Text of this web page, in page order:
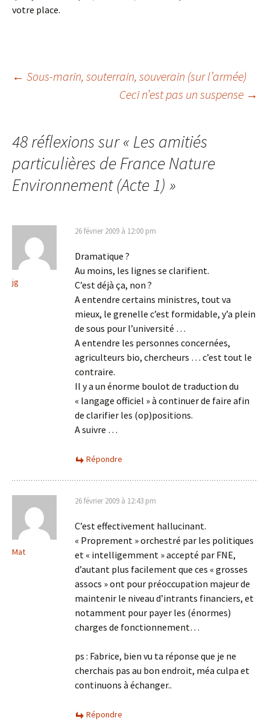
votre place.
Navigation
articles
← Sous-marin, souterrain, souverain (sur l’armée)
Ceci n’est pas un suspense →
48 réflexions sur « Les amitiés
particulières de France Nature
Environnement (Acte 1) »
jg
26 février 2009 à 12:00 pm
Dramatique ?
Au moins, les lignes se clarifient.
C’est déjà ça, non ?
A entendre certains ministres, tout va
mieux, le grenelle c’est formidable, y’a plein
de sous pour l’université …
A entendre les personnes concernées,
agriculteurs bio, chercheurs … c’est tout le
contraire.
Il y a un énorme boulot de traduction du
« langage officiel » à continuer de faire afin
de clarifier les (op)positions.
A suivre …
Répondre
Mat
26 février 2009 à 12:43 pm
C’est effectivement hallucinant.
« Proprement » orchestré par les politiques
et « intelligemment » accepté par FNE,
d’autant plus facilement que ces « grosses
assocs » ont pour préoccupation majeur de
maintenir le niveau d’intrants financiers, et
notamment pour payer les (énormes)
charges de fonctionnement…
ps : Fabrice, bien vu ta réponse que je ne
cherchais pas au bon endroit, méa culpa et
continuons à échanger..
Répondre